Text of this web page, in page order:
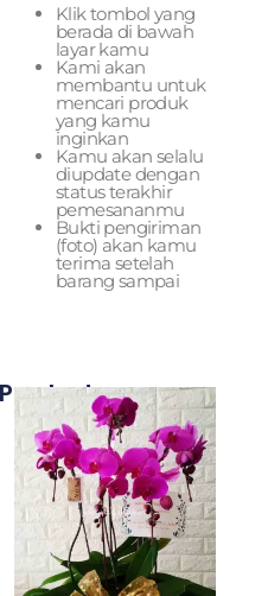
Klik tombol yang
berada di bawah
layar kamu
Kami akan
membantu untuk
mencari produk
yang kamu
inginkan
Kamu akan selalu
diupdate dengan
status terakhir
pemesananmu
Bukti pengiriman
(foto) akan kamu
terima setelah
barang sampai